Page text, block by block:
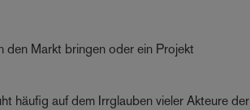
den Markt bringen oder ein Projekt
häufig auf dem Irrglauben vieler Akteure der